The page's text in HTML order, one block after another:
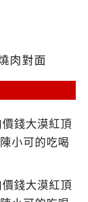
肉對面